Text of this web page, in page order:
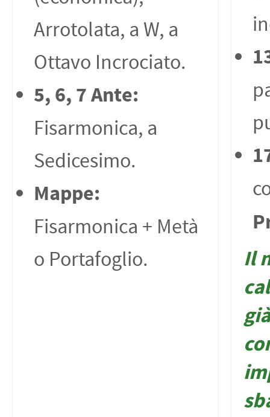
Arrotolata, a W, a
Ottavo Incrociato.
5, 6, 7 Ante:
Fisarmonica, a
Sedicesimo.
Mappe:
Fisarmonica + Metà
o Portafoglio.
Il